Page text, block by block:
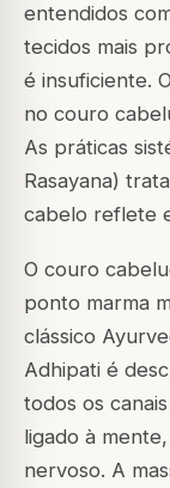
entendidos
tecidos mais
é insuficiente.
no couro
As práticas
Rasayana)
cabelo reflete
O couro
ponto marma
clássico
Adhipati é
todos os
ligado à
nervoso. A